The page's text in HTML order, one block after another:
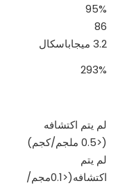
95%
86
3.2 ميجاباسكال
293%
لم يتم اكتشافه
(<0.5 ملجم/كجم)
لم يتم
اكتشافه(<0.1مجم/